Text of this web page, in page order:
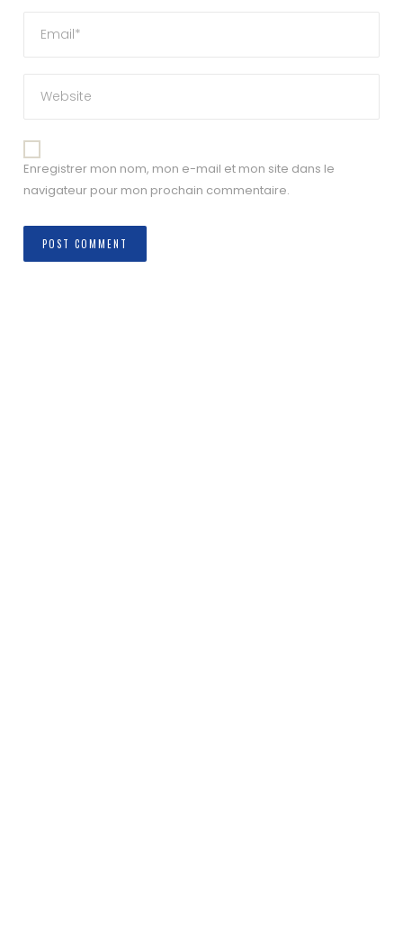
Enregistrer mon nom, mon e-mail et mon site dans le
navigateur pour mon prochain commentaire.